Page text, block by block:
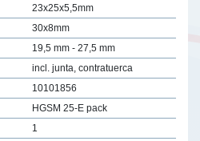
23x25x5,5mm
30x8mm
19,5 mm - 27,5 mm
incl. junta, contratuerca
10101856
HGSM 25-E pack
1